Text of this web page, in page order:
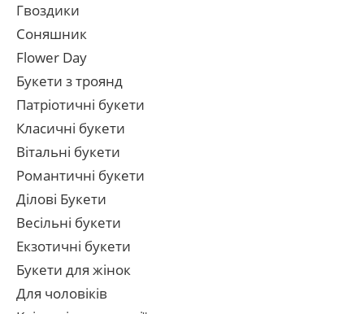
Гвоздики
Соняшник
Flower Day
Букети з троянд
Патріотичні букети
Класичні букети
Вітальні букети
Романтичні букети
Ділові Букети
Весільні букети
Екзотичні букети
Букети для жінок
Для чоловіків